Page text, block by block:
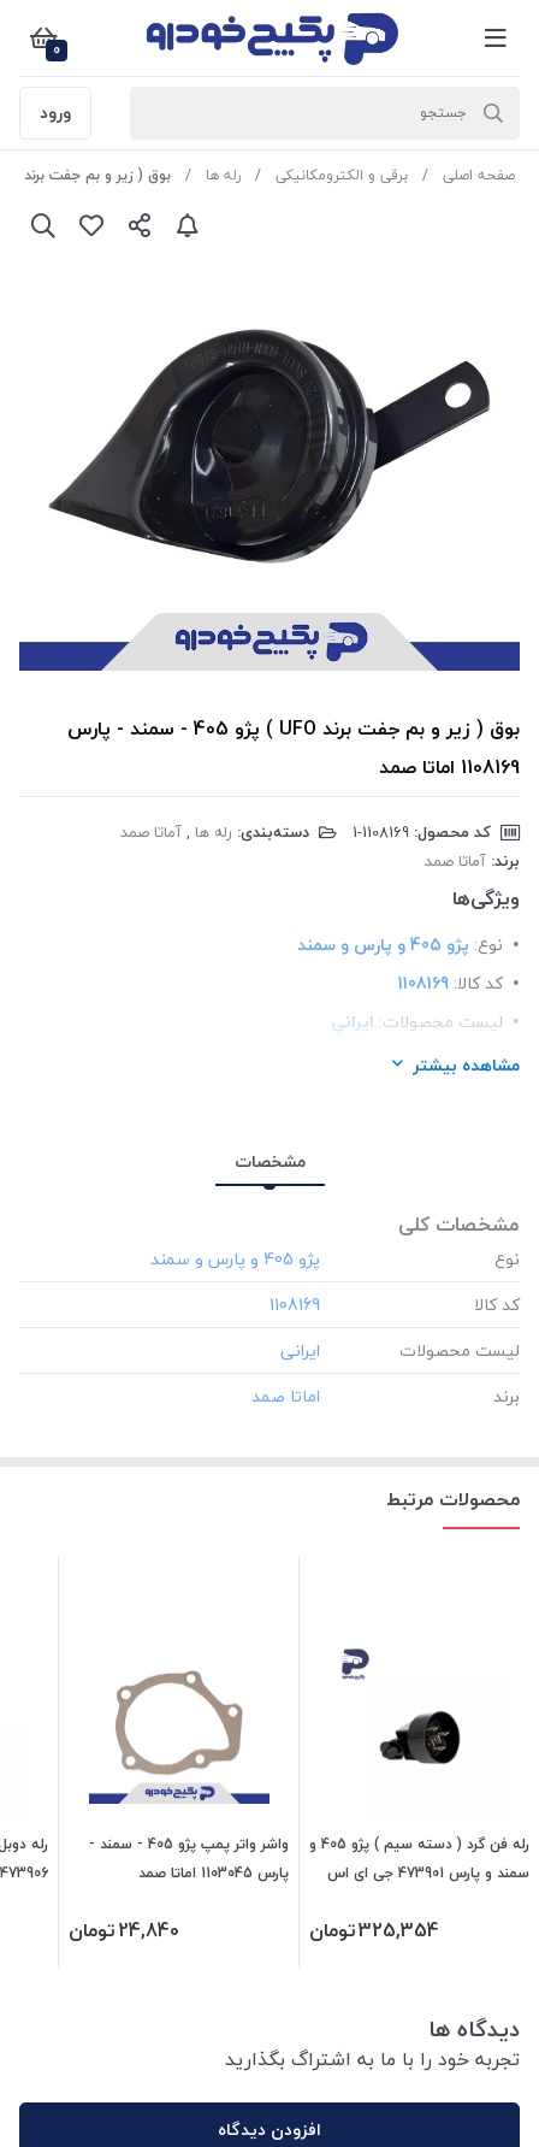
0
ورود
صفحه اصلی برقی و الکترومکانیکی رله ها بوق ( زیر و بم جفت برند UFO ) پژو 405 - سمند - پارس 1108169 اماتا صمد
بوق ( زیر و بم جفت برند UFO ) پژو 405 - سمند - پارس
1108169 اماتا صمد
کد محصول: دسته‌بندی: رله ها ,آماتا صمد
برند: آماتا صمد
ویژگی‌ها
نوع: پژو 405 و پارس و سمند
کد کالا: 1108169
لیست محصولات: ایرانی
برند:اماتا صمد
مشاهده بیشتر
مشخصات
مشخصات کلی
نوع
کد کالا
‎1108169
لیست محصولات
برند
محصولات مرتبط
رله فن گرد ( دسته سیم ) پژو 405 و
سمند و پارس 473901 جی ای اس
325,354تومان
واشر واتر پمپ پژو 405 - سمند -
پارس 1103045 اماتا صمد
24,840تومان
473906 جی ای اس پی
دیدگاه ها
تجربه خود را با ما به اشتراگ بگذارید
افزودن دیدگاه